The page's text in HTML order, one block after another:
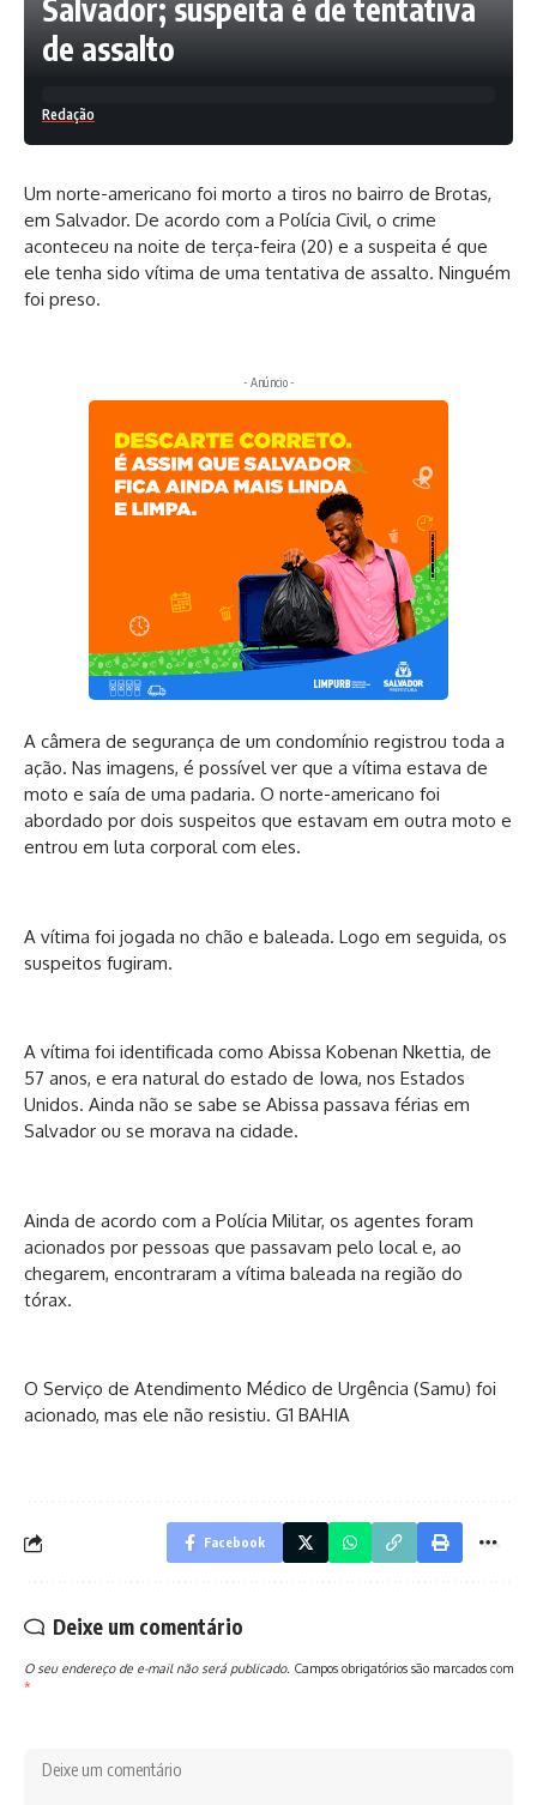
Salvador; suspeita é de tentativa
de assalto
Redação
Um norte-americano foi morto a tiros no bairro de Brotas,
em Salvador. De acordo com a Polícia Civil, o crime
aconteceu na noite de terça-feira (20) e a suspeita é que
ele tenha sido vítima de uma tentativa de assalto. Ninguém
foi preso.
- Anúncio -
A câmera de segurança de um condomínio registrou toda a
ação. Nas imagens, é possível ver que a vítima estava de
moto e saía de uma padaria. O norte-americano foi
abordado por dois suspeitos que estavam em outra moto e
entrou em luta corporal com eles.
A vítima foi jogada no chão e baleada. Logo em seguida, os
suspeitos fugiram.
A vítima foi identificada como Abissa Kobenan Nkettia, de
57 anos, e era natural do estado de Iowa, nos Estados
Unidos. Ainda não se sabe se Abissa passava férias em
Salvador ou se morava na cidade.
Ainda de acordo com a Polícia Militar, os agentes foram
acionados por pessoas que passavam pelo local e, ao
chegarem, encontraram a vítima baleada na região do
tórax.
O Serviço de Atendimento Médico de Urgência (Samu) foi
acionado, mas ele não resistiu. G1 BAHIA
Facebook
Deixe um comentário
O seu endereço de e-mail não será publicado. Campos obrigatórios são marcados com
*